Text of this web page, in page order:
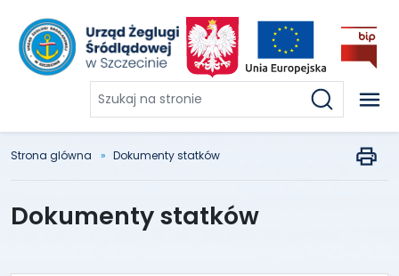
Szukaj
na
stronie
Strona glówna Dokumenty statków
Dokumenty statków